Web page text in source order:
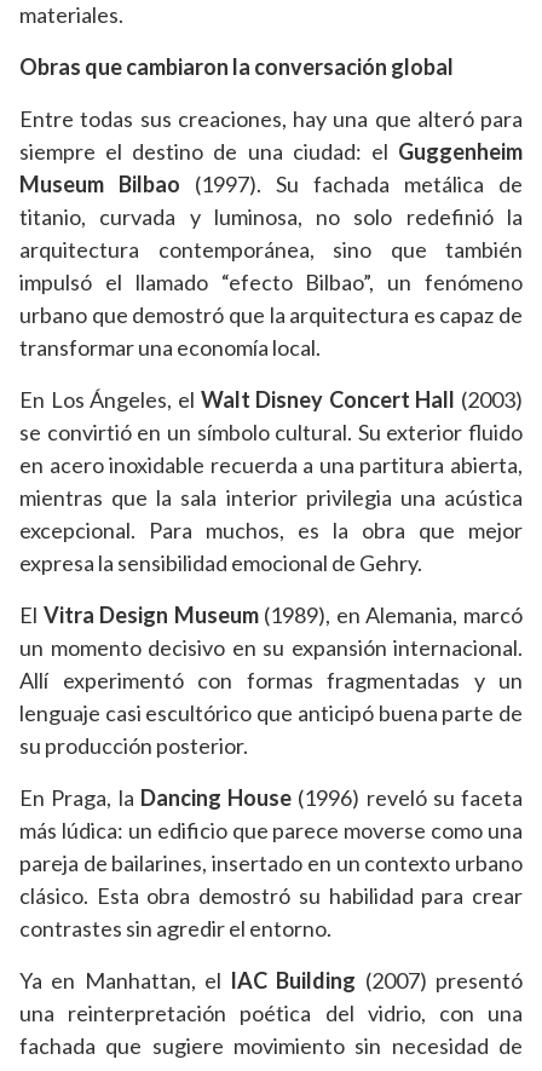
materiales.
Obras que cambiaron la conversación global
Entre todas sus creaciones, hay una que alteró para
siempre el destino de una ciudad: el Guggenheim
Museum Bilbao (1997). Su fachada metálica de
titanio, curvada y luminosa, no solo redefinió la
arquitectura contemporánea, sino que también
impulsó el llamado “efecto Bilbao”, un fenómeno
urbano que demostró que la arquitectura es capaz de
transformar una economía local.
En Los Ángeles, el Walt Disney Concert Hall (2003)
se convirtió en un símbolo cultural. Su exterior fluido
en acero inoxidable recuerda a una partitura abierta,
mientras que la sala interior privilegia una acústica
excepcional. Para muchos, es la obra que mejor
expresa la sensibilidad emocional de Gehry.
El Vitra Design Museum(1989), en Alemania, marcó
un momento decisivo en su expansión internacional.
Allí experimentó con formas fragmentadas y un
lenguaje casi escultórico que anticipó buena parte de
su producción posterior.
En Praga, la Dancing House (1996) reveló su faceta
más lúdica: un edificio que parece moverse como una
pareja de bailarines, insertado en un contexto urbano
clásico. Esta obra demostró su habilidad para crear
contrastes sin agredir el entorno.
Ya en Manhattan, el IAC Building (2007) presentó
una reinterpretación poética del vidrio, con una
fachada que sugiere movimiento sin necesidad de